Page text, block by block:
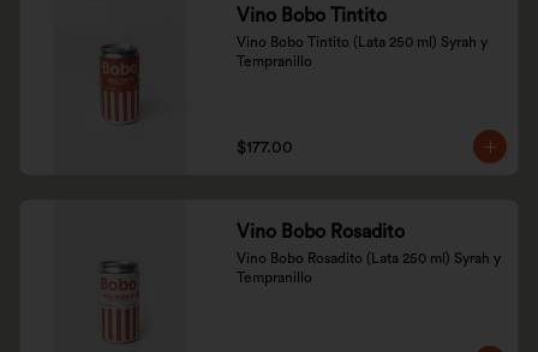
Vino Bobo Tintito
Vino Bobo Tintito (Lata 250 ml) Syrah y
Tempranillo
$177.00
Vino Bobo Rosadito
Vino Bobo Rosadito (Lata 250 ml) Syrah y
Tempranillo